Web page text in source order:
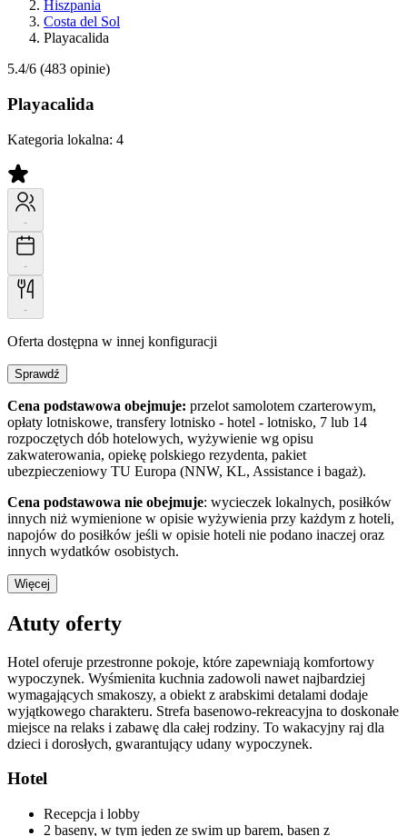
Hiszpania
Costa del Sol
Playacalida
5.4/6 (483 opinie)
Playacalida
Kategoria lokalna: 4
-
-
-
Oferta dostępna w innej konfiguracji
Sprawdź
Cena podstawowa obejmuje: przelot samolotem czarterowym,
opłaty lotniskowe, transfery lotnisko - hotel - lotnisko, 7 lub 14
rozpoczętych dób hotelowych, wyżywienie wg opisu
zakwaterowania, opiekę polskiego rezydenta, pakiet
ubezpieczeniowy TU Europa (NNW, KL, Assistance i bagaż).
Cena podstawowa nie obejmuje: wycieczek lokalnych, posiłków
innych niż wymienione w opisie wyżywienia przy każdym z hoteli,
napojów do posiłków jeśli w opisie hoteli nie podano inaczej oraz
innych wydatków osobistych.
Więcej
Atuty oferty
Hotel oferuje przestronne pokoje, które zapewniają komfortowy
wypoczynek. Wyśmienita kuchnia zadowoli nawet najbardziej
wymagających smakoszy, a obiekt z arabskimi detalami dodaje
wyjątkowego charakteru. Strefa basenowo-rekreacyjna to doskonałe
miejsce na relaks i zabawę dla całej rodziny. To wakacyjny raj dla
dzieci i dorosłych, gwarantujący udany wypoczynek.
Hotel
Recepcja i lobby
2 baseny, w tym jeden ze swim up barem, basen z